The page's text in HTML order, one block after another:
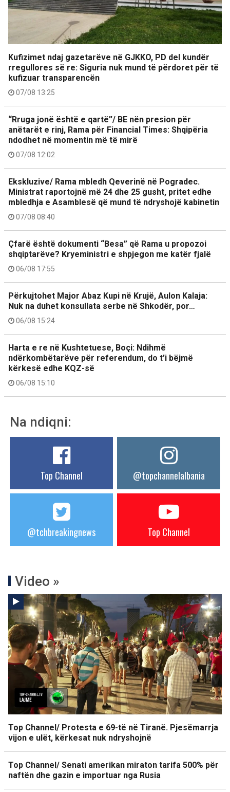
Kufizimet ndaj gazetarëve në GJKKO, PD del kundër
rregullores së re: Siguria nuk mund të përdoret për të
kufizuar transparencën
07/08 13:25
“Rruga jonë është e qartë”/ BE nën presion për
anëtarët e rinj, Rama për Financial Times: Shqipëria
ndodhet në momentin më të mirë
07/08 12:02
Ekskluzive/ Rama mbledh Qeverinë në Pogradec.
Ministrat raportojnë më 24 dhe 25 gusht, pritet edhe
mbledhja e Asamblesë që mund të ndryshojë kabinetin
07/08 08:40
Çfarë është dokumenti “Besa” që Rama u propozoi
shqiptarëve? Kryeministri e shpjegon me katër fjalë
06/08 17:55
Përkujtohet Major Abaz Kupi në Krujë, Aulon Kalaja:
Nuk na duhet konsullata serbe në Shkodër, por…
06/08 15:24
Harta e re në Kushtetuese, Boçi: Ndihmë
ndërkombëtarëve për referendum, do t’i bëjmë
kërkesë edhe KQZ-së
06/08 15:10
Na ndiqni:
Top Channel @topchannelalbania
@tchbreakingnews Top Channel
Video »
Top Channel/ Protesta e 69-të në Tiranë. Pjesëmarrja
vijon e ulët, kërkesat nuk ndryshojnë
Top Channel/ Senati amerikan miraton tarifa 500% për
naftën dhe gazin e importuar nga Rusia